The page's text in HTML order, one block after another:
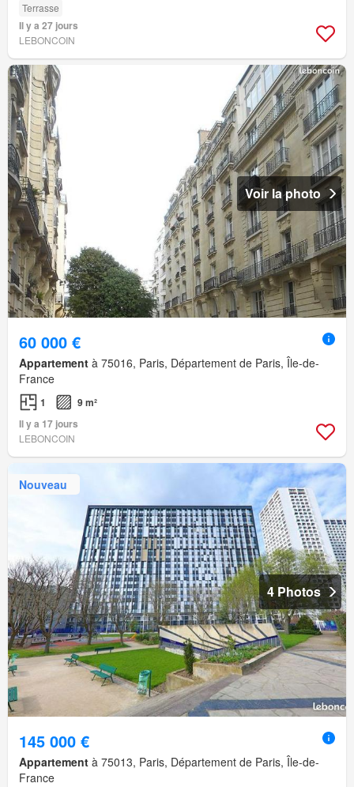
Terrasse
Il y a 27 jours
LEBONCOIN
Voir la photo
60 000 €
Appartement à 75016, Paris, Département de Paris, Île-de-
France
1
9 m²
Il y a 17 jours
LEBONCOIN
Nouveau
4 Photos
145 000 €
Appartement à 75013, Paris, Département de Paris, Île-de-
France